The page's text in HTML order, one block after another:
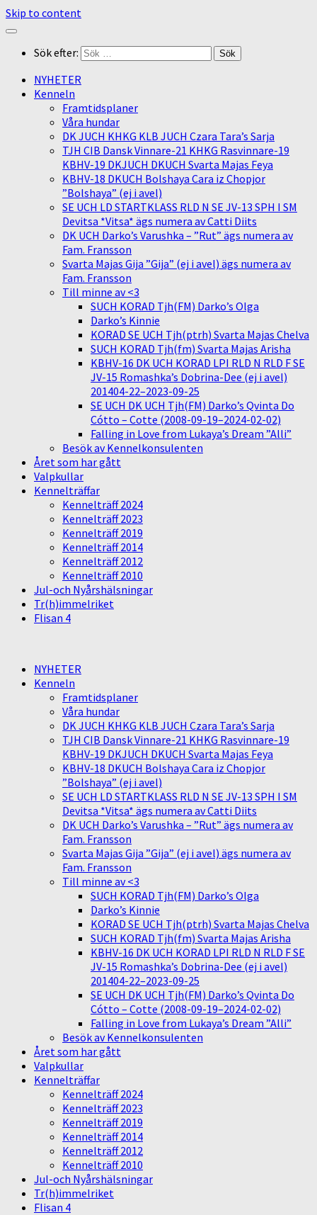
Skip to content
Sök efter:
NYHETER
Kenneln
Framtidsplaner
Våra hundar
DK JUCH KHKG KLB JUCH Czara Tara’s Sarja
TJH CIB Dansk Vinnare-21 KHKG Rasvinnare-19
KBHV-19 DKJUCH DKUCH Svarta Majas Feya
KBHV-18 DKUCH Bolshaya Cara iz Chopjor
”Bolshaya” (ej i avel)
SE UCH LD STARTKLASS RLD N SE JV-13 SPH I SM
Devitsa *Vitsa* ägs numera av Catti Diits
DK UCH Darko’s Varushka – ”Rut” ägs numera av
Fam. Fransson
Svarta Majas Gija ”Gija” (ej i avel) ägs numera av
Fam. Fransson
Till minne av <3
SUCH KORAD Tjh(FM) Darko’s Olga
Darko’s Kinnie
KORAD SE UCH Tjh(ptrh) Svarta Majas Chelva
SUCH KORAD Tjh(fm) Svarta Majas Arisha
KBHV-16 DK UCH KORAD LPI RLD N RLD F SE
JV-15 Romashka’s Dobrina-Dee (ej i avel)
201404-22–2023-09-25
SE UCH DK UCH Tjh(FM) Darko’s Qvinta Do
Cótto – Cotte (2008-09-19–2024-02-02)
Falling in Love from Lukaya’s Dream ”Alli”
Besök av Kennelkonsulenten
Året som har gått
Valpkullar
Kennelträffar
Kennelträff 2024
Kennelträff 2023
Kennelträff 2019
Kennelträff 2014
Kennelträff 2012
Kennelträff 2010
Jul-och Nyårshälsningar
Tr(h)immelriket
Flisan 4
NYHETER
Kenneln
Framtidsplaner
Våra hundar
DK JUCH KHKG KLB JUCH Czara Tara’s Sarja
TJH CIB Dansk Vinnare-21 KHKG Rasvinnare-19
KBHV-19 DKJUCH DKUCH Svarta Majas Feya
KBHV-18 DKUCH Bolshaya Cara iz Chopjor
”Bolshaya” (ej i avel)
SE UCH LD STARTKLASS RLD N SE JV-13 SPH I SM
Devitsa *Vitsa* ägs numera av Catti Diits
DK UCH Darko’s Varushka – ”Rut” ägs numera av
Fam. Fransson
Svarta Majas Gija ”Gija” (ej i avel) ägs numera av
Fam. Fransson
Till minne av <3
SUCH KORAD Tjh(FM) Darko’s Olga
Darko’s Kinnie
KORAD SE UCH Tjh(ptrh) Svarta Majas Chelva
SUCH KORAD Tjh(fm) Svarta Majas Arisha
KBHV-16 DK UCH KORAD LPI RLD N RLD F SE
JV-15 Romashka’s Dobrina-Dee (ej i avel)
201404-22–2023-09-25
SE UCH DK UCH Tjh(FM) Darko’s Qvinta Do
Cótto – Cotte (2008-09-19–2024-02-02)
Falling in Love from Lukaya’s Dream ”Alli”
Besök av Kennelkonsulenten
Året som har gått
Valpkullar
Kennelträffar
Kennelträff 2024
Kennelträff 2023
Kennelträff 2019
Kennelträff 2014
Kennelträff 2012
Kennelträff 2010
Jul-och Nyårshälsningar
Tr(h)immelriket
Flisan 4